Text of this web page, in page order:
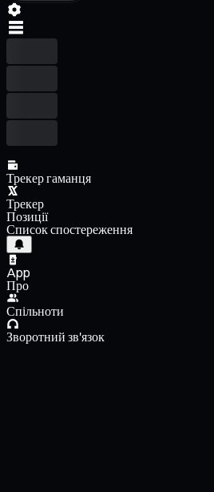
Трекер гаманця
Трекер
Позиції
Список спостереження
App
Про
Спільноти
Зворотний зв'язок